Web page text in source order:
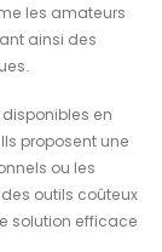
les amateurs
ainsi des
en
Ils proposent une
ou les
outils coûteux
solution efficace